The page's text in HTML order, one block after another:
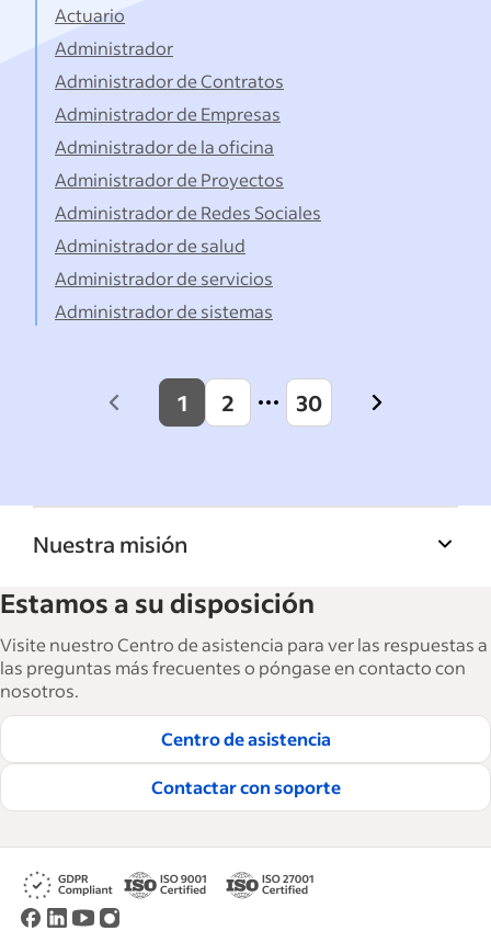
Actuario
Administrador
Administrador de Contratos
Administrador de Empresas
Administrador de la oficina
Administrador de Proyectos
Administrador de Redes Sociales
Administrador de salud
Administrador de servicios
Administrador de sistemas
Previous
1 2 30
Next
Nuestra misión
Indeed ayuda a las empresas a hacer crecer y
gestionar su fuerza laboral. Con más de
15,000 artículos en 6 idiomas, ofrecemos
consejos tácticos, procedimientos y mejores
prácticas para ayudar a las empresas a
contratar y retener a los mejores empleados.
Lea nuestras guías editoriales
Estamos a su disposición
Visite nuestro Centro de asistencia para ver las respuestas a
las preguntas más frecuentes o póngase en contacto con
nosotros.
Centro de asistencia
Contactar con soporte